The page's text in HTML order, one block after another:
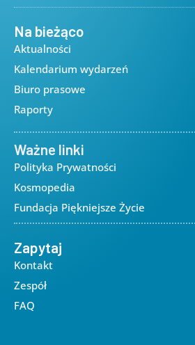
Na bieżąco
Aktualności
Kalendarium wydarzeń
Biuro prasowe
Raporty
Ważne linki
Polityka Prywatności
Kosmopedia
Fundacja Piękniejsze Życie
Zapytaj
Kontakt
Zespół
FAQ